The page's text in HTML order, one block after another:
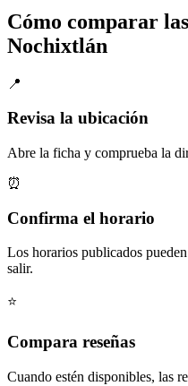
Cómo comparar
Nochixtlán
📍
Revisa la ubicación
Abre la ficha y comprueba la
⏰
Confirma el horario
Los horarios publicados
salir.
⭐
Compara reseñas
Cuando estén disponibles, las